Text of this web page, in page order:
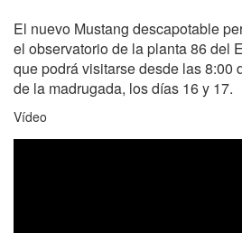
El nuevo Mustang descapotable
el observatorio de la planta 86 del
que podrá visitarse desde las 8:00
de la madrugada, los días 16 y 17.
Vídeo